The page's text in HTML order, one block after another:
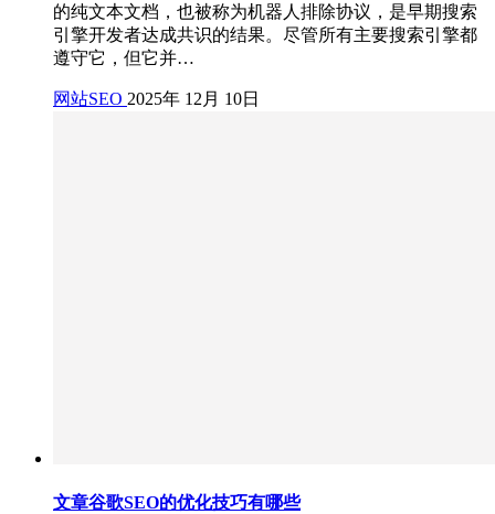
的纯文本文档，也被称为机器人排除协议，是早期搜索
引擎开发者达成共识的结果。尽管所有主要搜索引擎都
遵守它，但它并…
网站SEO 2025年 12月 10日
文章谷歌SEO的优化技巧有哪些